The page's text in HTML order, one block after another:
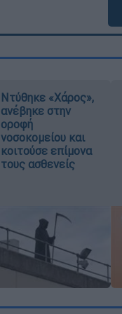
Ντύθηκε «Χάρος»,
ανέβηκε στην
οροφή
νοσοκομείου και
κοιτούσε επίμονα
τους ασθενείς